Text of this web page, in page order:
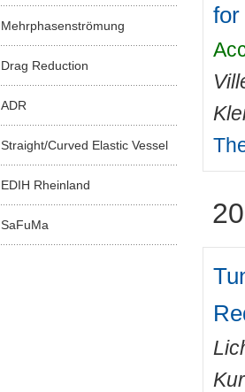
Mehrphasenströmung
Drag Reduction
ADR
Straight/Curved Elastic Vessel
EDIH Rheinland
SaFuMa
for